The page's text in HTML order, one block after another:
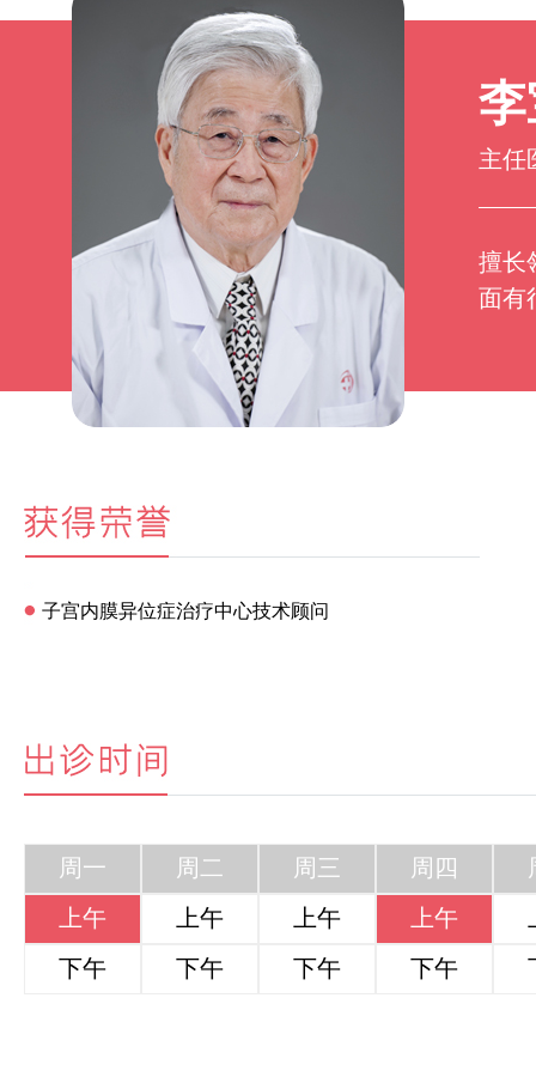
主任
擅长
面有
子宫内膜异位症治疗中心技术顾问
周一 周二 周三 周四
上午
上午 上午 上午
下午
下午 下午 下午